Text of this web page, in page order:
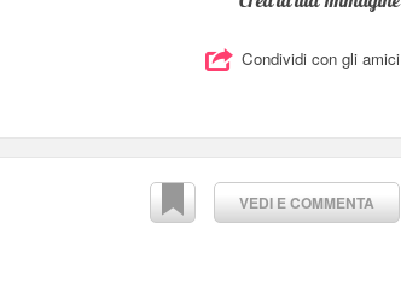
Condividi con gli amici
VEDI E COMMENTA